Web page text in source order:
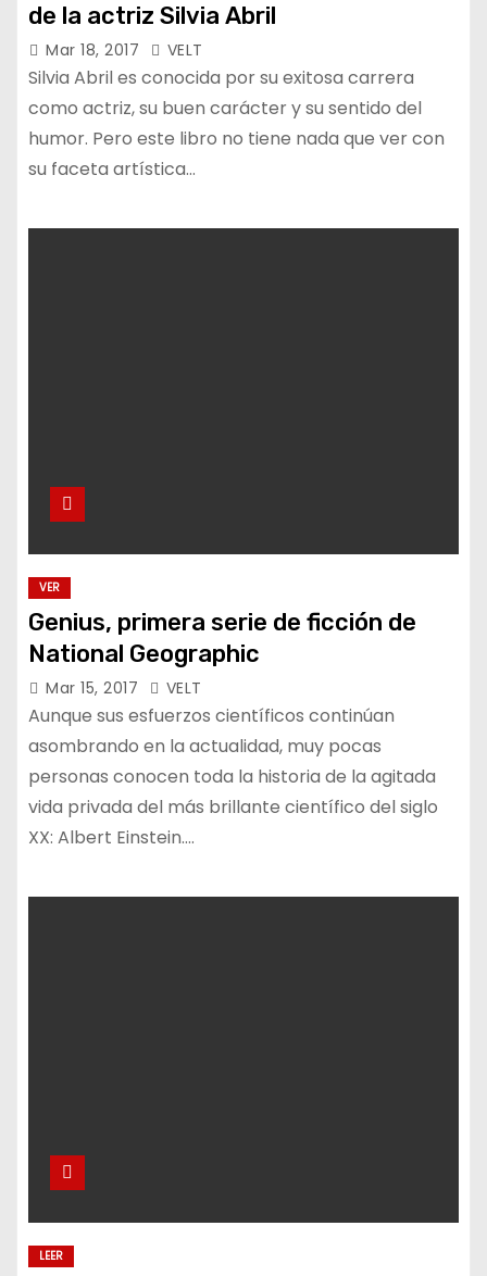
de la actriz Silvia Abril
Mar 18, 2017 VELT
Silvia Abril es conocida por su exitosa carrera
como actriz, su buen carácter y su sentido del
humor. Pero este libro no tiene nada que ver con
su faceta artística…
VER
Genius, primera serie de ficción de
National Geographic
Mar 15, 2017 VELT
Aunque sus esfuerzos científicos continúan
asombrando en la actualidad, muy pocas
personas conocen toda la historia de la agitada
vida privada del más brillante científico del siglo
XX: Albert Einstein.…
LEER